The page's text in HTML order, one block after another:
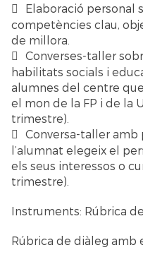
Elaboració personal
competències clau,
de millora.
Converses-taller
habilitats socials i
alumnes del centre
el mon de la FP i de la
trimestre).
Conversa-taller amb
l’alumnat elegeix el
els seus interessos o
trimestre).
Instruments: Rúbrica
Rúbrica de diàleg amb